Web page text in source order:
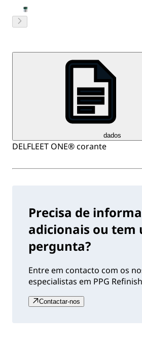
dados
DELFLEET ONE® corante
Precisa de
adicionais ou tem
pergunta?
Entre em contacto com os
especialistas em PPG
Contactar-nos